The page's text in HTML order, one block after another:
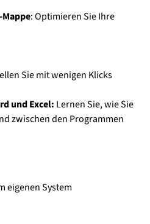
:Optimieren Sie Ihre
Sie mit wenigen Klicks
und Excel: Lernen Sie, wie Sie
zwischen den Programmen
eigenen System